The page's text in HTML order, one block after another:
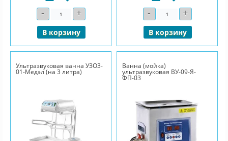
- Количество+
В корзину
- Количество+
В корзину
Ультразвуковая ванна УЗО3-
01-Медэл (на 3 литра)
Ванна (мойка)
ультразвуковая ВУ-09-Я-
ФП-03